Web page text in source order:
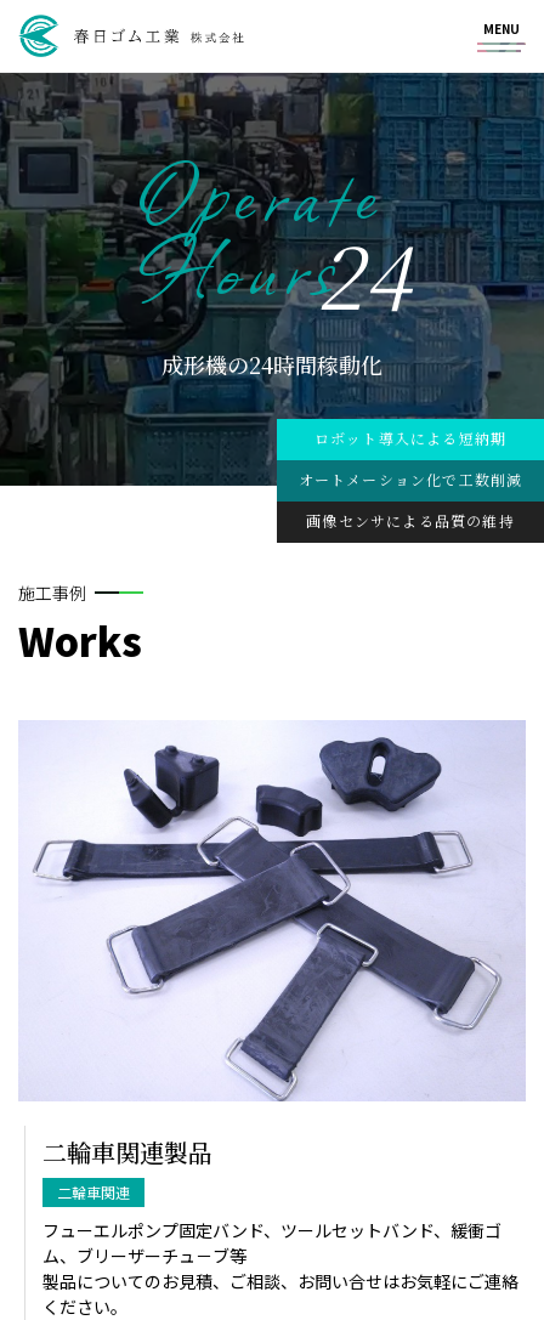
MENU
Operate
Hours24
成形機の24時間稼動化
ロボット導入による短納期
オートメーション化で工数削減
画像センサによる品質の維持
施工事例
Works
二輪車関連製品
二輪車関連
フューエルポンプ固定バンド、ツールセットバンド、緩衝ゴ
ム、ブリーザーチュ－ブ等
製品についてのお見積、ご相談、お問い合せはお気軽にご連絡
ください。